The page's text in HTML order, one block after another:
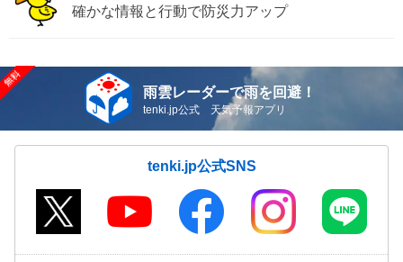
確かな情報と行動で防災力アップ
雨雲レーダーで雨を回避！
tenki.jp公式 天気予報アプリ
tenki.jp公式SNS